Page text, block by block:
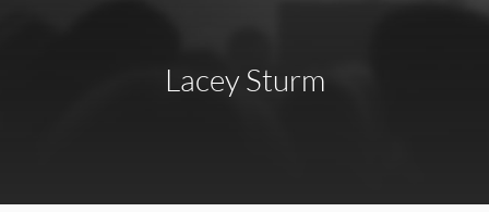
Lacey Sturm